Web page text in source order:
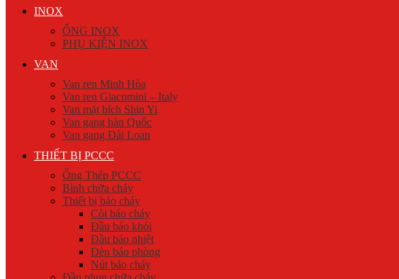
INOX
ỐNG INOX
PHỤ KIỆN INOX
VAN
Van ren Minh Hòa
Van ren Giacomini – Italy
Van mặt bích Shin Yi
Van gang hàn Quốc
Van gang Đài Loan
THIẾT BỊ PCCC
Ống Thép PCCC
Bình chữa cháy
Thiết bị báo cháy
Còi báo cháy
Đầu báo khói
Đầu báo nhiệt
Đèn báo phòng
Nút báo cháy